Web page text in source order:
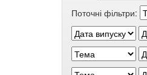
Поточні фільтри: